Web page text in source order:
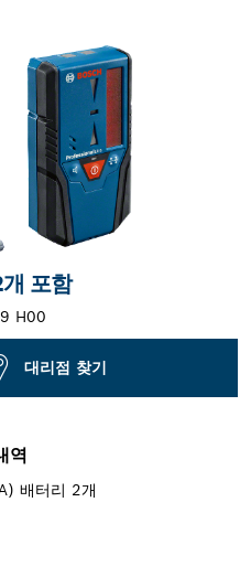
포함
H00
대리점 찾기
역
배터리 2개